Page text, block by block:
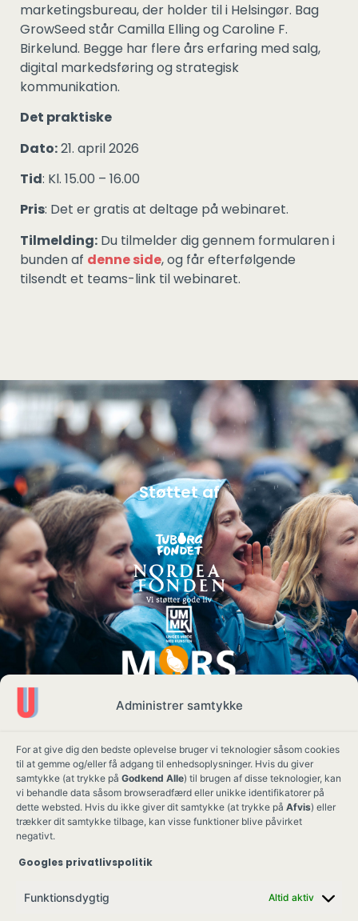
Administrer samtykke
For at give dig den bedste oplevelse bruger vi teknologier såsom cookies
til at gemme og/eller få adgang til enhedsoplysninger. Hvis du giver
samtykke (at trykke på Godkend Alle) til brugen af disse teknologier, kan
vi behandle data såsom browseradfærd eller unikke identifikatorer på
dette websted. Hvis du ikke giver dit samtykke (at trykke på Afvis) eller
trækker dit samtykke tilbage, kan visse funktioner blive påvirket
negativt.
Googles privatlivspolitik
Funktionsdygtig Altid aktiv
marketingsbureau, der holder til i Helsingør. Bag
GrowSeed står Camilla Elling og Caroline F.
Birkelund. Begge har flere års erfaring med salg,
digital markedsføring og strategisk
kommunikation.
Det praktiske
Dato:21. april 2026
Tid: Kl. 15.00 – 16.00
Pris: Det er gratis at deltage på webinaret.
Tilmelding: Du tilmelder dig gennem formularen i
bunden af denne side, og får efterfølgende
tilsendt et teams-link til webinaret.
Støttet af
Ung Kult
Skovgade 17,